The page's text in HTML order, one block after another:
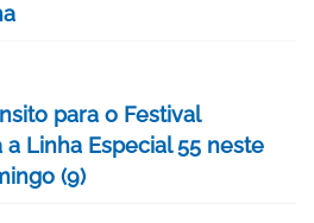
para o Festival
Linha Especial 55 neste
(9)